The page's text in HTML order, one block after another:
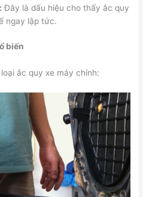
Đây là dấu hiệu cho thấy ắc quy
ngay lập tức.
biến
ắc quy xe máy chính: